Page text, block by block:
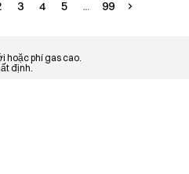
3 4 5 99
hoặc phí gas cao.
định.